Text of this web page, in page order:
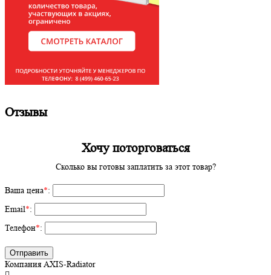
Отзывы
Хочу поторговаться
Сколько вы готовы заплатить за этот товар?
Ваша цена*:
Email*:
Телефон*:
Отправить
Компания AXIS-Radiator